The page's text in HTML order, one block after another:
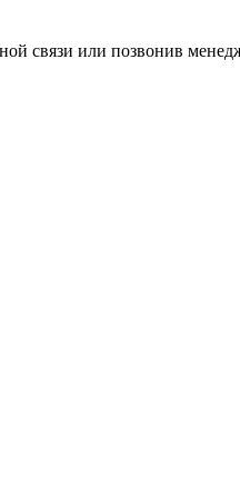
связи или позвонив